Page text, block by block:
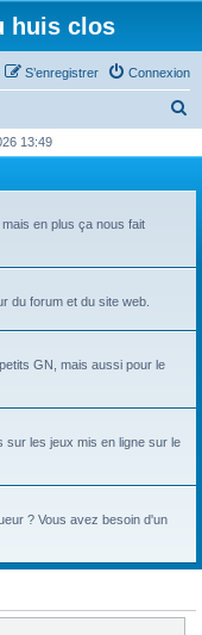
huis clos
Connexion
S’enregistrer
h
e
13:49
en plus ça nous fait
du forum et du site web.
GN, mais aussi pour le
sur les jeux mis en ligne sur le
? Vous avez besoin d'un